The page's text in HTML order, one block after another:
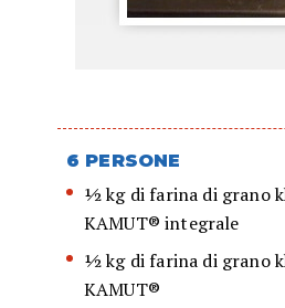
6 PERSONE
½ kg di farina di grano
KAMUT® integrale
½ kg di farina di grano
KAMUT®